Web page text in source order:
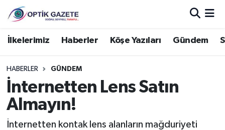
İlkelerimiz Haberler Köşe Yazıları Gündem
HABERLER GÜNDEM
İnternetten Lens Satın
Almayın!
İnternetten kontak lens alanların mağduriyeti
Nöbetçi Eczaneler
Hava Durumu
İstanbul Namaz Vakitleri
Trafik Durumu